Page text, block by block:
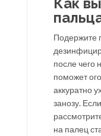
Подержите
после чего
поможет
аккуратно
занозу.
на палец